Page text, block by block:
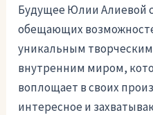
Будущее Юлии Алиевой
обещающих
уникальным
внутренним миром,
воплощает в своих
интересное и